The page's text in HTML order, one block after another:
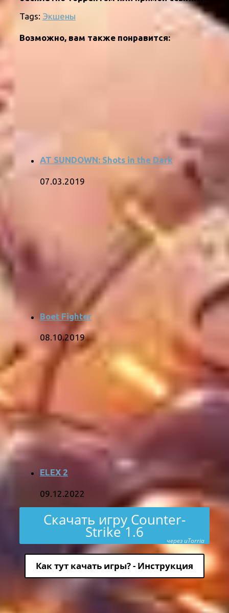
Tags: Экшены
Возможно, вам также понравится:
AT SUNDOWN: Shots in the Dark
07.03.2019
Boet Fighter
08.10.2019
ELEX 2
09.12.2022
Скачать игру Counter-
Strike 1.6 через uTorria
Как тут качать игры? - Инструкция